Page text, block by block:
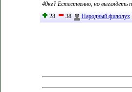
40кг? Естественно, но
28
38 Народный филолух